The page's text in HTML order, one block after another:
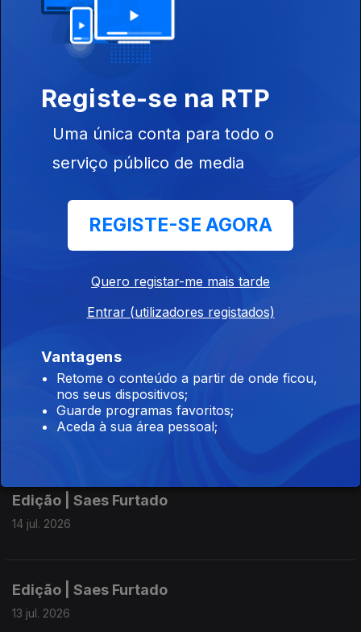
Edição I Sandra Pimenta
Edição I Sandra Pimenta
18 jul. 2026
Edição | Saes Furtado
17 jul. 2026
Edição | Saes Furtado
Edição | Saes Furtado
15 jul. 2026
Edição | Saes Furtado
14 jul. 2026
Edição | Saes Furtado
13 jul. 2026
Registe-se na RTP
Uma única conta para todo o
serviço público de media
REGISTE-SE AGORA
Quero registar-me mais tarde
Entrar (utilizadores registados)
Vantagens
Retome o conteúdo a partir de onde ficou,
nos seus dispositivos;
Guarde programas favoritos;
Aceda à sua área pessoal;